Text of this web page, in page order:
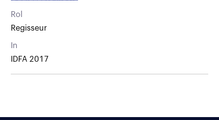
Rol
Regisseur
In
IDFA 2017